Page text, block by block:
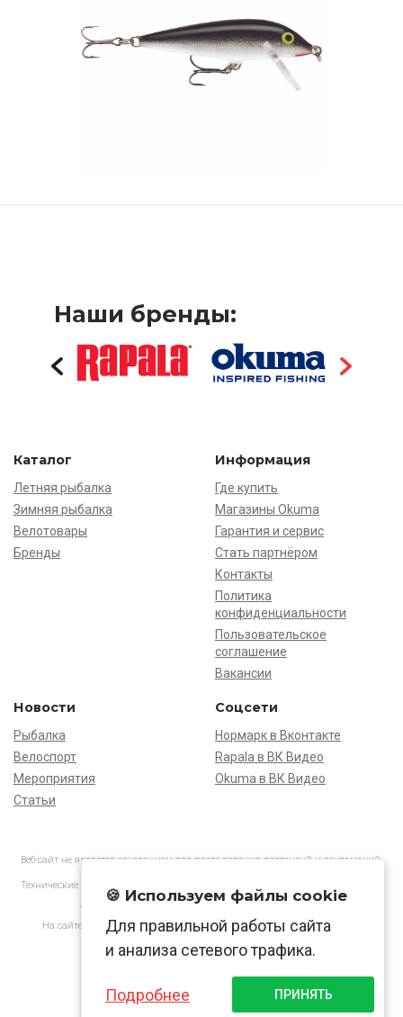
Наши бренды:
Каталог
Летняя рыбалка
Зимняя рыбалка
Велотовары
Бренды
Информация
Где купить
Магазины Okuma
Гарантия и сервис
Стать партнёром
Контакты
Политика
конфиденциальности
Пользовательское
соглашение
Вакансии
Новости
Рыбалка
Велоспорт
Мероприятия
Статьи
Соцсети
Нормарк в Вконтакте
Rapala в ВК Видео
Okuma в ВК Видео
Веб-сайт не является основанием для предъявления претензий и рекламаций,
Технические характеристики товаров могут отличаться от указанных на сайте.
АО «Нормарк» ИНН 7728172512 ОГРН 1037739603505
На сайте применяютсярекомендательные технологиив соответствии
🍪 Используем файлы cookie
Для правильной работы сайта
и анализа сетевого трафика.
Подробнее ПРИНЯТЬ